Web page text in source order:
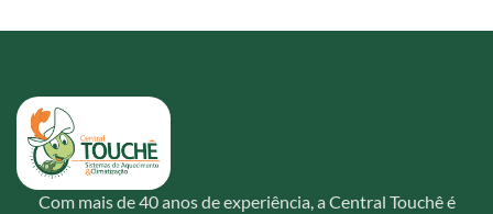
Com mais de 40 anos de experiência, a Central Touchê é